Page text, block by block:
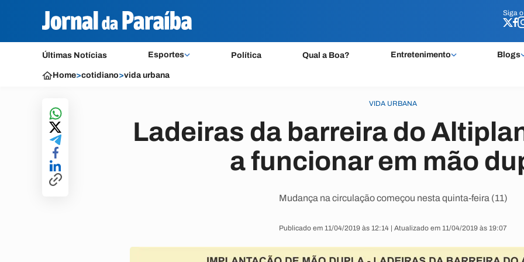
Siga o
Últimas Notícias Esportes Política Qual a Boa? Entretenimento Blogs
Siga o
Home>cotidiano>vida urbana
VIDA URBANA
Ladeiras da barreira do
a funcionar em mão
Mudança na circulação começou nesta quinta-feira (11)
Publicado em 11/04/2019 às 12:14 | Atualizado em 11/04/2019 às 19:07